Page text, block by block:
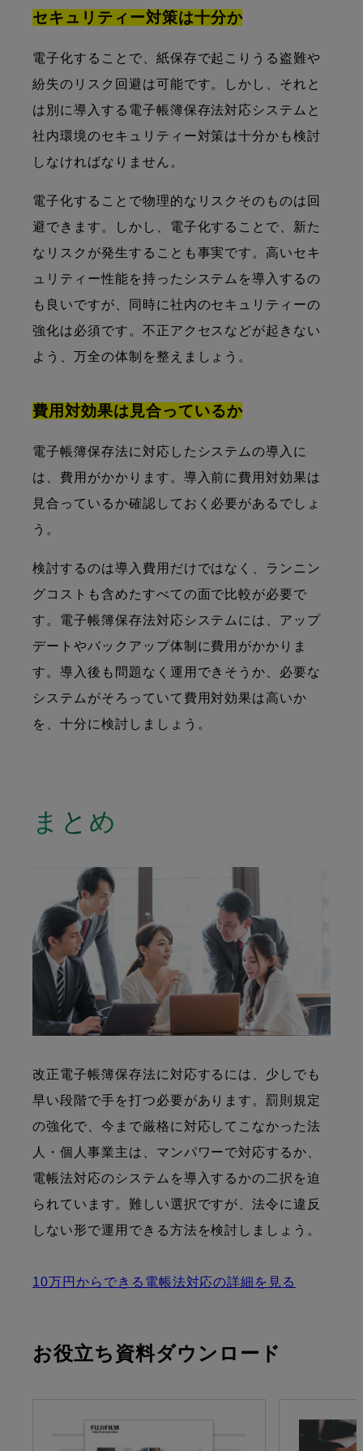
セキュリティー対策は十分か
電子化することで、紙保存で起こりうる盗難や
紛失のリスク回避は可能です。しかし、それと
は別に導入する電子帳簿保存法対応システムと
社内環境のセキュリティー対策は十分かも検討
しなければなりません。
電子化することで物理的なリスクそのものは回
避できます。しかし、電子化することで、新た
なリスクが発生することも事実です。高いセキ
ュリティー性能を持ったシステムを導入するの
も良いですが、同時に社内のセキュリティーの
強化は必須です。不正アクセスなどが起きない
よう、万全の体制を整えましょう。
費用対効果は見合っているか
電子帳簿保存法に対応したシステムの導入に
は、費用がかかります。導入前に費用対効果は
見合っているか確認しておく必要があるでしょ
う。
検討するのは導入費用だけではなく、ランニン
グコストも含めたすべての面で比較が必要で
す。電子帳簿保存法対応システムには、アップ
デートやバックアップ体制に費用がかかりま
す。導入後も問題なく運用できそうか、必要な
システムがそろっていて費用対効果は高いか
を、十分に検討しましょう。
まとめ
改正電子帳簿保存法に対応するには、少しでも
早い段階で手を打つ必要があります。罰則規定
の強化で、今まで厳格に対応してこなかった法
人・個人事業主は、マンパワーで対応するか、
電帳法対応のシステムを導入するかの二択を迫
られています。難しい選択ですが、法令に違反
しない形で運用できる方法を検討しましょう。
10万円からできる電帳法対応の詳細を見る
お役立ち資料ダウンロード